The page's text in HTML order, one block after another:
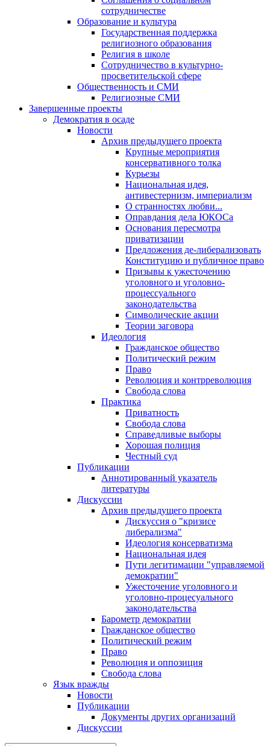
сотрудничестве
Образование и культура
Государственная поддержка
религиозного образования
Религия в школе
Сотрудничество в культурно-
просветительской сфере
Общественность и СМИ
Религиозные СМИ
Завершенные проекты
Демократия в осаде
Новости
Архив предыдущего проекта
Крупные мероприятия
консервативного толка
Курьезы
Национальная идея,
антивестернизм, империализм
О странностях любви...
Оправдания дела ЮКОСа
Основания пересмотра
приватизации
Предложения де-либерализовать
Конституцию и публичное право
Призывы к ужесточению
уголовного и уголовно-
процессуального
законодательства
Символические акции
Теории заговора
Идеология
Гражданское общество
Политический режим
Право
Революция и контрреволюция
Свобода слова
Практика
Приватность
Свобода слова
Справедливые выборы
Хорошая полиция
Честный суд
Публикации
Аннотированный указатель
литературы
Дискуссии
Архив предыдущего проекта
Дискуссия о "кризисе
либерализма"
Идеология консерватизма
Национальная идея
Пути легитимации "управляемой
демократии"
Ужесточение уголовного и
уголовно-процесуального
законодательства
Барометр демократии
Гражданское общество
Политический режим
Право
Революция и оппозиция
Свобода слова
Язык вражды
Новости
Публикации
Документы других организаций
Дискуссии